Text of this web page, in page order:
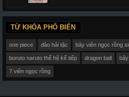
TỪ KHÓA PHỔ BIẾN
one piece đảo hải tặc bảy viên ngọc rồng
boruto naruto thế hệ kế tiếp dragon ball
7 viên ngọc rồng